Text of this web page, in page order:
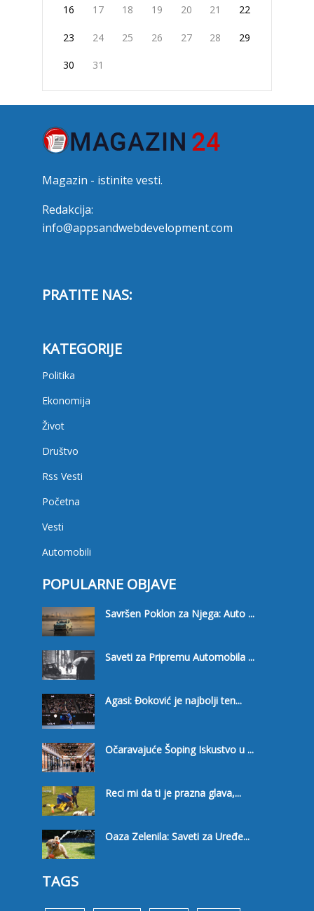
16 17 18 19 20 21 22
23 24 25 26 27 28 29
30 31
Magazin - istinite vesti.
Redakcija:
info@appsandwebdevelopment.com
PRATITE NAS:
KATEGORIJE
Politika
Ekonomija
Život
Društvo
Rss Vesti
Početna
Vesti
Automobili
POPULARNE OBJAVE
Savršen Poklon za Njega: Auto ...
Saveti za Pripremu Automobila ...
Agasi: Đoković je najbolji ten...
Očaravajuće Šoping Iskustvo u ...
Reci mi da ti je prazna glava,...
Oaza Zelenila: Saveti za Uređe...
TAGS